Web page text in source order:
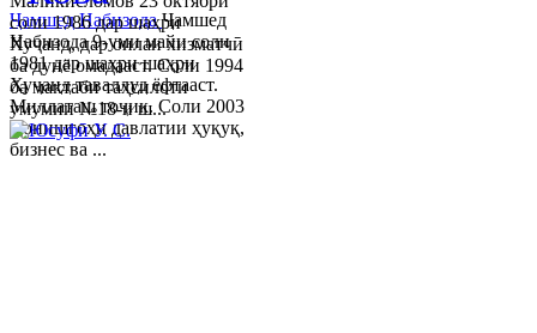
Ҷамшед НабизодаҶамшед
Набизода 9-уми майи соли
1981 дар шаҳри шаҳри
Хуҷанд таваллуд ёфтааст.
Миллаташ тоҷик. Соли 2003
Донишгоҳи давлатии ҳуқуқ,
бизнес ва ...
соли 1986 дар шаҳри
Хуҷанд, дар оилаи хизматчӣ
ба дунё омадааст. Соли 1994
ба мактаби таҳсилоти
умумии №18-и ш...